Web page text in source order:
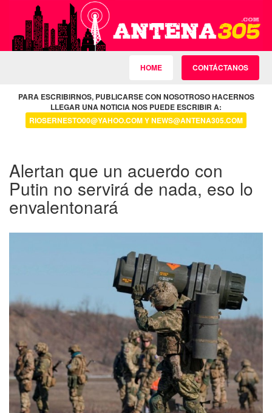
HOME CONTÁCTANOS
PARA ESCRIBIRNOS, PUBLICARSE CON NOSOTROSO HACERNOS
LLEGAR UNA NOTICIA NOS PUEDE ESCRIBIR A:
RIOSERNESTO00@YAHOO.COM Y NEWS@ANTENA305.COM
Alertan que un acuerdo con
Putin no servirá de nada, eso lo
envalentonará